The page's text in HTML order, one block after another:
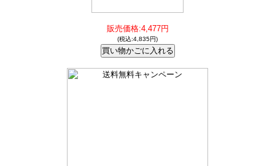
販売価格:4,477円
(税込:4,835円)